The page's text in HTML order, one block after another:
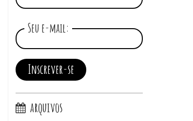
Seu e-mail:
arquivos